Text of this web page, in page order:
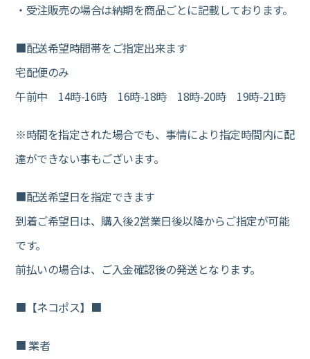
・受注販売の場合は納期を商品ごとに記載しております。
■配送希望時間帯をご指定出来ます
宅配便のみ
午前中 14時-16時 16時-18時 18時-20時 19時-21時
※時間を指定された場合でも、事情により指定時間内に配
達ができない事もございます。
■配送希望日を指定できます
到着ご希望日は、購入後2営業日後以降からご指定が可能
です。
前払いの場合は、ご入金確認後の発送となります。
■【ネコポス】■
■ 業者